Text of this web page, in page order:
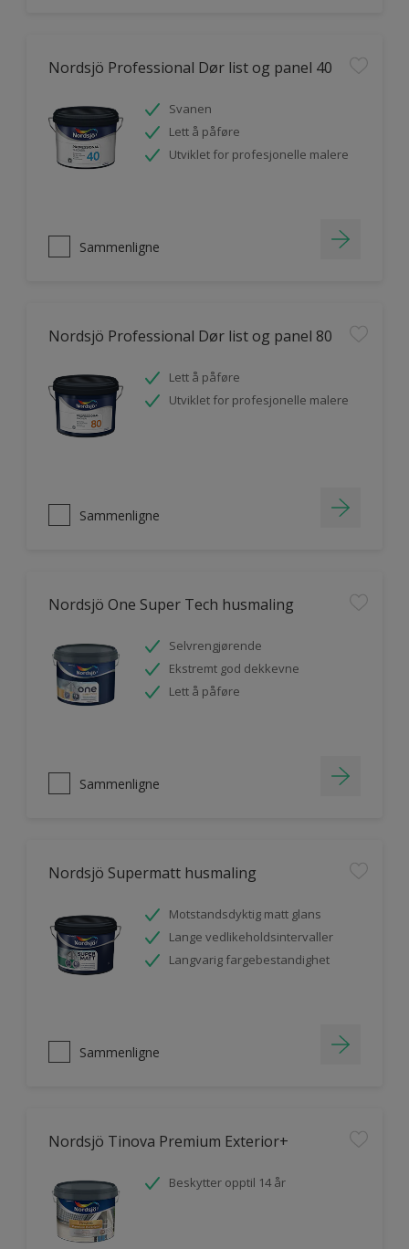
Nordsjö Professional Dør list og panel 40
Svanen
Lett å påføre
Utviklet for profesjonelle malere
Sammenligne
Nordsjö Professional Dør list og panel 80
Lett å påføre
Utviklet for profesjonelle malere
Sammenligne
Nordsjö One Super Tech husmaling
Selvrengjørende
Ekstremt god dekkevne
Lett å påføre
Sammenligne
Nordsjö Supermatt husmaling
Motstandsdyktig matt glans
Lange vedlikeholdsintervaller
Langvarig fargebestandighet
Sammenligne
Nordsjö Tinova Premium Exterior+
Beskytter opptil 14 år